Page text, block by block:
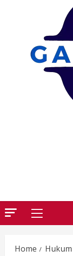
Primary
Home
Hukum